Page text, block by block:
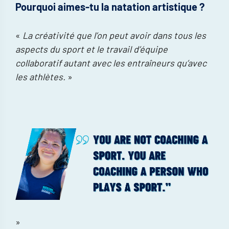
Pourquoi aimes-tu la natation artistique ?
« La créativité que l’on peut avoir dans tous les
aspects du sport et le travail d’équipe
collaboratif autant avec les entraîneurs qu’avec
les athlètes. »
»